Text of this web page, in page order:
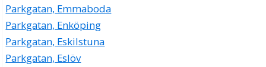
Parkgatan, Emmaboda
Parkgatan, Enköping
Parkgatan, Eskilstuna
Parkgatan, Eslöv